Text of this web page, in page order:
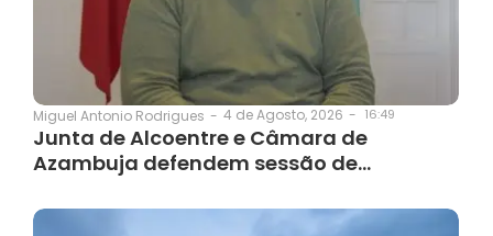
Miguel Antonio Rodrigues - 4 de Agosto, 2026 - 16:49
Junta de Alcoentre e Câmara de
Azambuja defendem sessão de…